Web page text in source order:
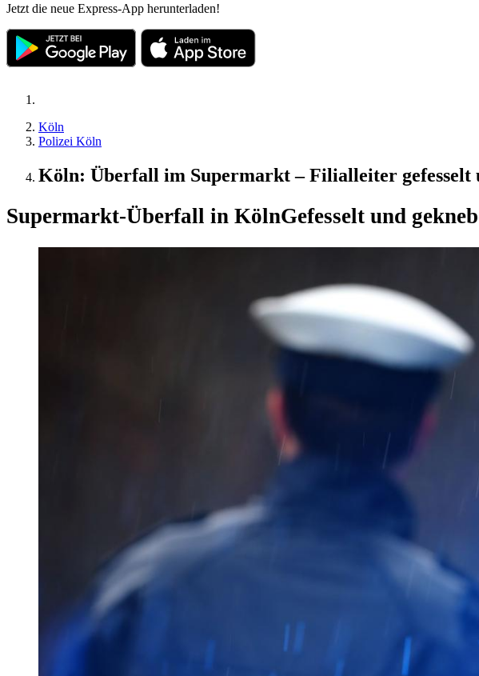
Jetzt die neue Express-App herunterladen!
Köln
Polizei Köln
Köln: Überfall im Supermarkt – Filialleiter gefesselt
Supermarkt-Überfall in KölnGefesselt und